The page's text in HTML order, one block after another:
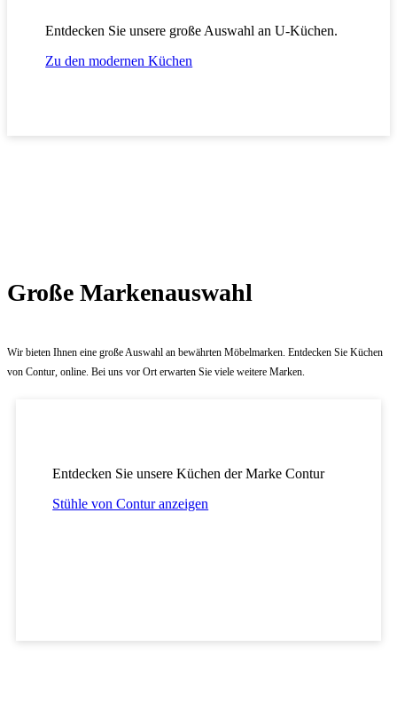
Entdecken Sie unsere große Auswahl an U-Küchen.
Zu den modernen Küchen
Große Markenauswahl
Wir bieten Ihnen eine große Auswahl an bewährten Möbelmarken. Entdecken Sie Küchen
von Contur, online. Bei uns vor Ort erwarten Sie viele weitere Marken.
Entdecken Sie unsere Küchen der Marke Contur
Stühle von Contur anzeigen